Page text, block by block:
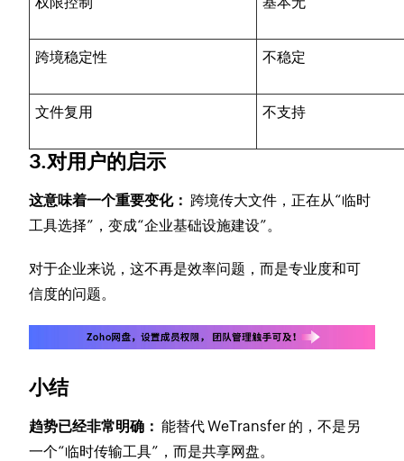
跨境稳定性 不稳定
文件复用 不支持
3.对用户的启示
这意味着一个重要变化： 跨境传大文件，正在从“临时
工具选择”，变成“企业基础设施建设”。
对于企业来说，这不再是效率问题，而是专业度和可
信度的问题。
小结
趋势已经非常明确：能替代 WeTransfer 的，不是另
一个“临时传输工具”，而是共享网盘。